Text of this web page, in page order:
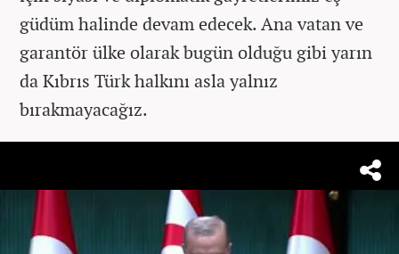
güdüm halinde devam edecek. Ana vatan ve
garantör ülke olarak bugün olduğu gibi yarın
da Kıbrıs Türk halkını asla yalnız
bırakmayacağız.